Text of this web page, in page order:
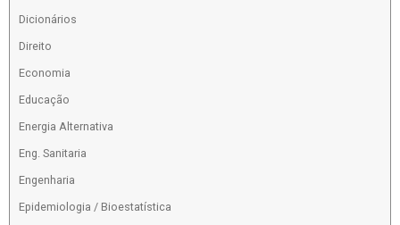
Dicionários
Direito
Economia
Educação
Energia Alternativa
Eng. Sanitaria
Engenharia
Epidemiologia / Bioestatística